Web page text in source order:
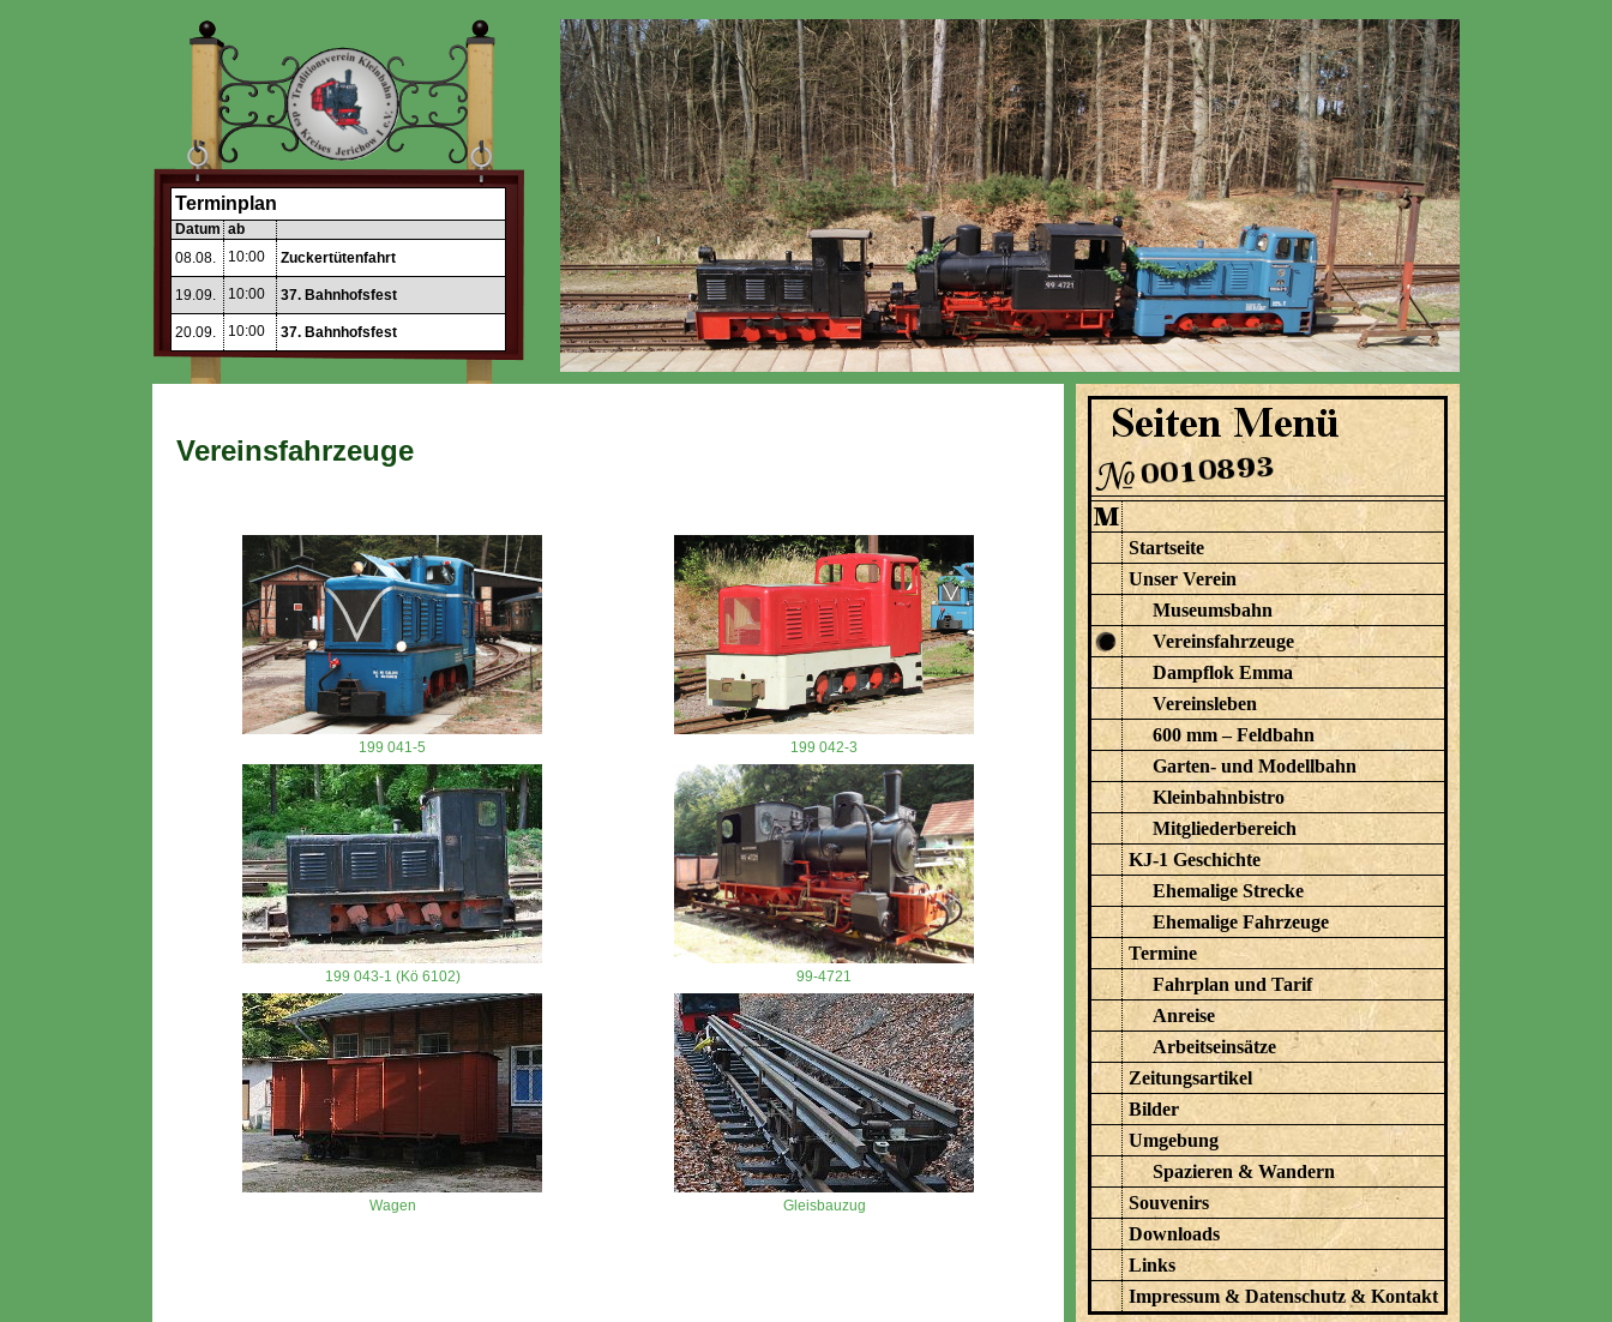
Terminplan
Datum ab
08.08.
10:00 Zuckertütenfahrt
19.09. 10:00 37. Bahnhofsfest
20.09. 10:00 37. Bahnhofsfest
Vereinsfahrzeuge
199 041-5 199 042-3
199 043-1 (Kö 6102) 99-4721
Wagen Gleisbauzug
Startseite
Unser Verein
Museumsbahn
Vereinsfahrzeuge
Dampflok Emma
Vereinsleben
600 mm – Feldbahn
Garten- und Modellbahn
Kleinbahnbistro
Mitgliederbereich
KJ-1 Geschichte
Ehemalige Strecke
Ehemalige Fahrzeuge
Termine
Fahrplan und Tarif
Anreise
Arbeitseinsätze
Zeitungsartikel
Bilder
Umgebung
Spazieren & Wandern
Souvenirs
Downloads
Links
Impressum & Datenschutz & Kontakt